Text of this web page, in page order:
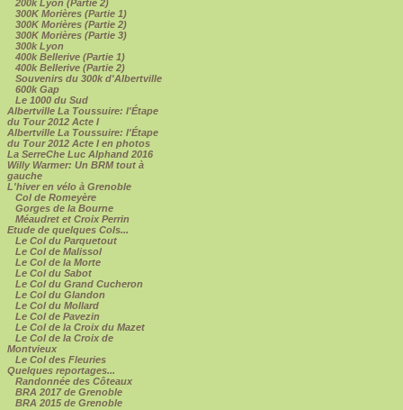
200k Lyon (Partie 2)
300K Morières (Partie 1)
300K Morières (Partie 2)
300K Morières (Partie 3)
300k Lyon
400k Bellerive (Partie 1)
400k Bellerive (Partie 2)
Souvenirs du 300k d'Albertville
600k Gap
Le 1000 du Sud
Albertville La Toussuire: l'Étape
du Tour 2012 Acte I
Albertville La Toussuire: l'Étape
du Tour 2012 Acte I en photos
La SerreChe Luc Alphand 2016
Willy Warmer: Un BRM tout à
gauche
L'hiver en vélo à Grenoble
Col de Romeyère
Gorges de la Bourne
Méaudret et Croix Perrin
Etude de quelques Cols...
Le Col du Parquetout
Le Col de Malissol
Le Col de la Morte
Le Col du Sabot
Le Col du Grand Cucheron
Le Col du Glandon
Le Col du Mollard
Le Col de Pavezin
Le Col de la Croix du Mazet
Le Col de la Croix de
Montvieux
Le Col des Fleuries
Quelques reportages...
Randonnée des Côteaux
BRA 2017 de Grenoble
BRA 2015 de Grenoble